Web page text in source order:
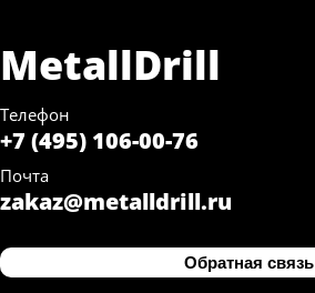
MetallDrill
Телефон
+7 (495) 106-00-76
Почта
zakaz@metalldrill.ru
Обратная связь